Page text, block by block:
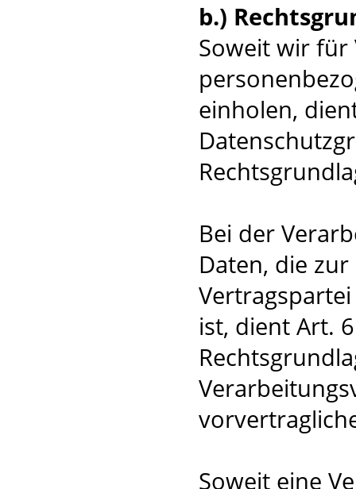
b.)
Soweit wir für
einholen,
Bei der
Daten, die
ist, dient Art.
Soweit eine